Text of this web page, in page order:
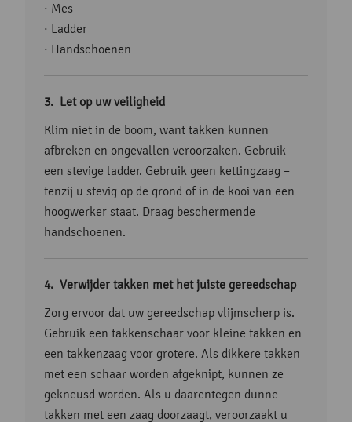
· Mes
· Ladder
· Handschoenen
Let op uw veiligheid
Klim niet in de boom, want takken kunnen
afbreken en ongevallen veroorzaken. Gebruik
een stevige ladder. Gebruik geen kettingzaag –
tenzij u stevig op de grond of in de kooi van een
hoogwerker staat. Draag beschermende
handschoenen.
Verwijder takken met het juiste gereedschap
Zorg ervoor dat uw gereedschap vlijmscherp is.
Gebruik een takkenschaar voor kleine takken en
een takkenzaag voor grotere. Als dikkere takken
met een schaar worden afgeknipt, kunnen ze
gekneusd worden. Als u daarentegen dunne
takken met een zaag doorzaagt, veroorzaakt u